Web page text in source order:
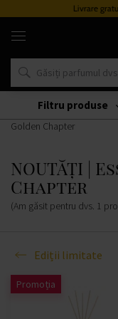
Livrare
Lumânări Ipuro
Golden Chapter
NOUTĂȚI |
Chapter
(Am găsit pentru dvs. 1
Ediții limitate
Filtru produse
Promoția